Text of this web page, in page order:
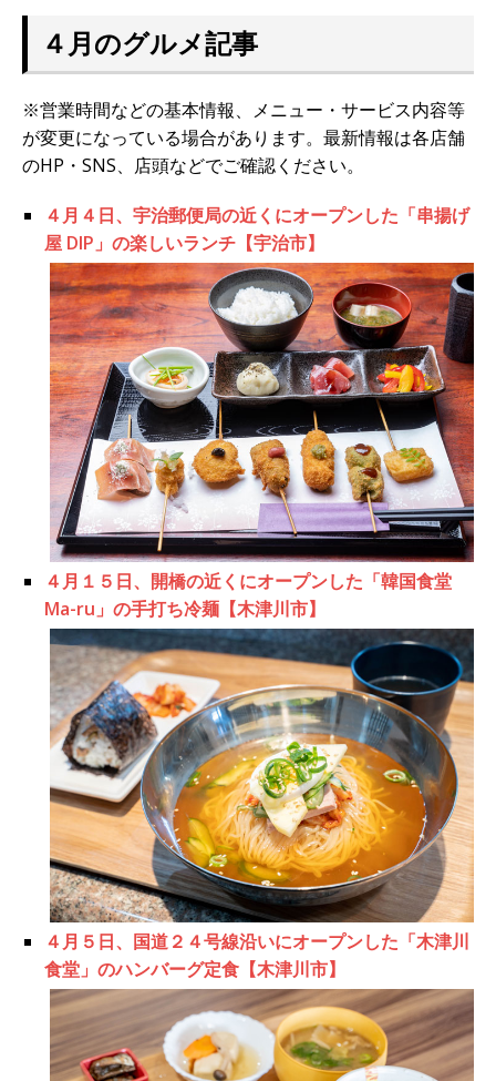
４月のグルメ記事
※営業時間などの基本情報、メニュー・サービス内容等
が変更になっている場合があります。最新情報は各店舗
のHP・SNS、店頭などでご確認ください。
４月４日、宇治郵便局の近くにオープンした「串揚げ
屋 DIP」の楽しいランチ【宇治市】
４月１５日、開橋の近くにオープンした「韓国食堂
Ma-ru」の手打ち冷麺【木津川市】
４月５日、国道２４号線沿いにオープンした「木津川
食堂」のハンバーグ定食【木津川市】